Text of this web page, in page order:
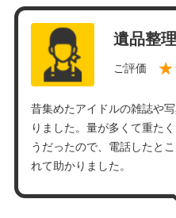
遺品整
ご評価
昔集めたアイドルの雑誌や
りました。量が多くて重た
うだったので、電話したと
れて助かりました。